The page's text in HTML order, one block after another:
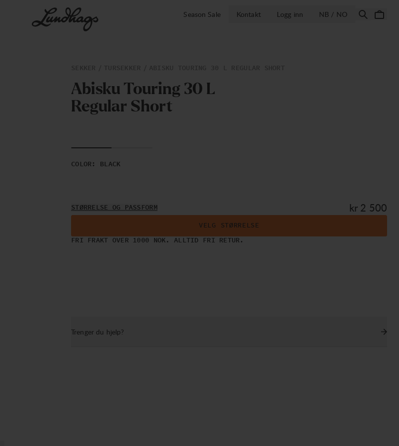
Season Sale Kontakt Logg inn NB / NO ÅPNE VELG
A bis ku Touring 30
L
Regu ar S hort
COLOR : BLACK
STØRRELSE OG PASSFORM Pris:
kr 2 500
VELG STØRRELSE
FRI FRAKT OVER 1000 NOK. ALLTID FRI RETUR.
Trenger du hjelp?